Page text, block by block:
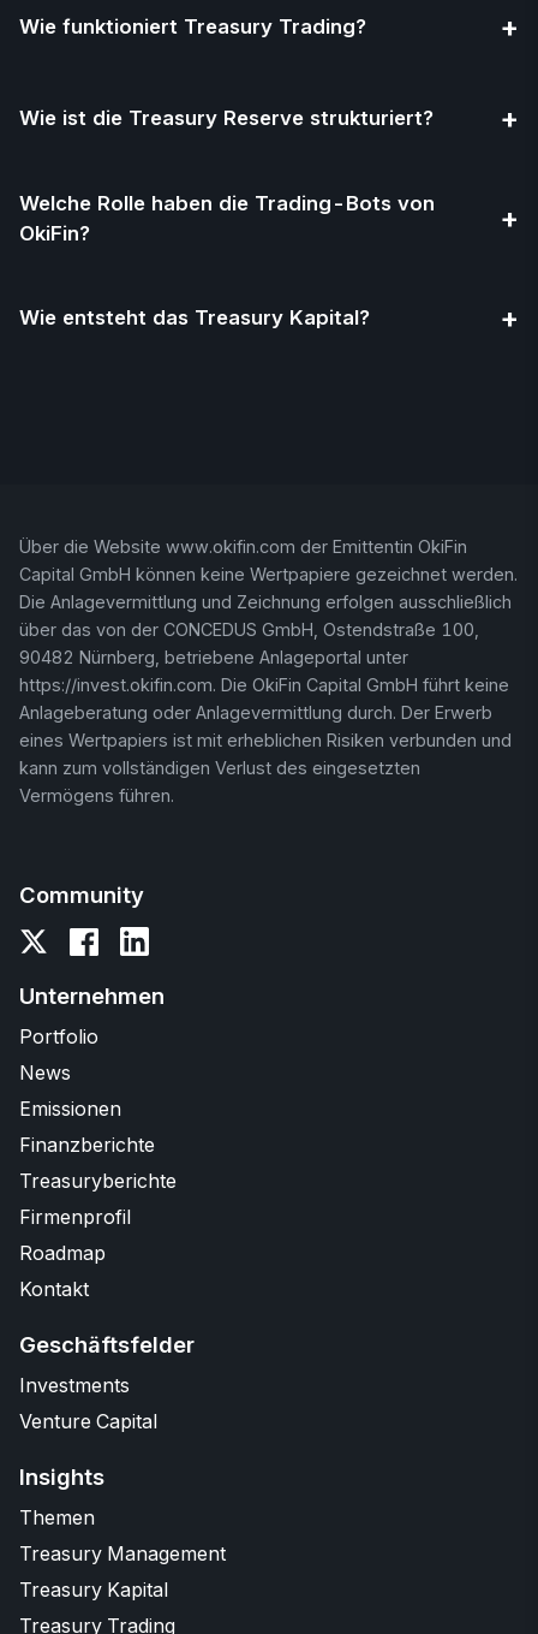
Wie funktioniert Treasury Trading? +
Wie ist die Treasury Reserve strukturiert? +
Welche Rolle haben die Trading-Bots von
OkiFin?
+
Wie entsteht das Treasury Kapital? +
Über die Website www.okifin.com der Emittentin OkiFin
Capital GmbH können keine Wertpapiere gezeichnet werden.
Die Anlagevermittlung und Zeichnung erfolgen ausschließlich
über das von der CONCEDUS GmbH, Ostendstraße 100,
90482 Nürnberg, betriebene Anlageportal unter
https://invest.okifin.com. Die OkiFin Capital GmbH führt keine
Anlageberatung oder Anlagevermittlung durch. Der Erwerb
eines Wertpapiers ist mit erheblichen Risiken verbunden und
kann zum vollständigen Verlust des eingesetzten
Vermögens führen.
Community
Unternehmen
Portfolio
News
Emissionen
Finanzberichte
Treasuryberichte
Firmenprofil
Roadmap
Kontakt
Geschäftsfelder
Investments
Venture Capital
Insights
Themen
Treasury Management
Treasury Kapital
Treasury Trading